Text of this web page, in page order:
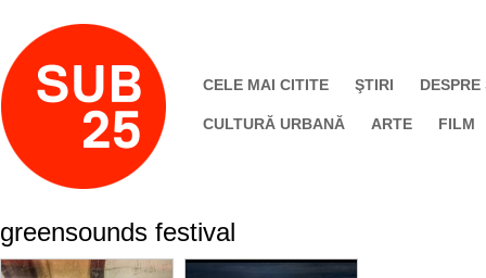
CELE MAI CITITE ŞTIRI DESPRE
CULTURĂ URBANĂ ARTE FILM
greensounds festival